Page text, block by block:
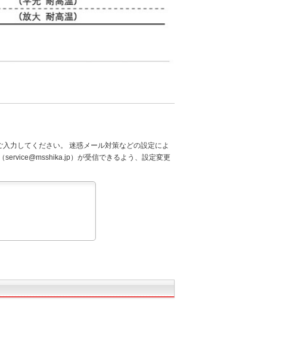
力してください。 迷惑メール対策などの設定によ
service@msshika.jp）が受信できるよう、設定変更